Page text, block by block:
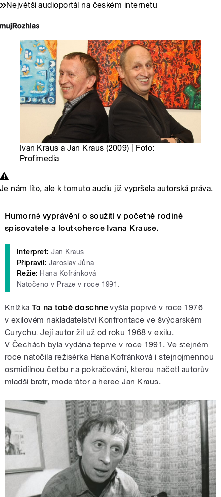
Největší audioportál na českém internetu
Ivan Kraus a Jan Kraus (2009) | Foto:
Profimedia
Je nám líto, ale k tomuto audiu již vypršela autorská práva.
Humorné vyprávění o soužití v početné rodině
spisovatele a loutkoherce Ivana Krause.
Interpret: Jan Kraus
Připravil: Jaroslav Jůna
Režie: Hana Kofránková
Natočeno v Praze v roce 1991.
KnížkaTo na tobě doschne vyšla poprvé v roce 1976
v exilovém nakladatelství Konfrontace ve švýcarském
Curychu. Její autor žil už od roku 1968 v exilu.
V Čechách byla vydána teprve v roce 1991. Ve stejném
roce natočila režisérka Hana Kofránková i stejnojmennou
osmidílnou četbu na pokračování, kterou načetl autorův
mladší bratr, moderátor a herec Jan Kraus.